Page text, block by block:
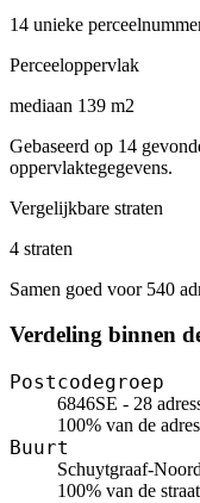
14 unieke
Perceeloppervlak
mediaan 139 m2
Gebaseerd op 14
oppervlaktegegevens.
Vergelijkbare straten
4 straten
Samen goed voor 540
Verdeling binnen
Postcodegroep
6846SE - 28
100% van de
Buurt
Schuytgraaf-
100% van de